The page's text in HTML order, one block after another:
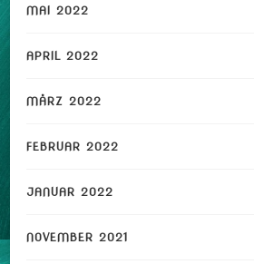
MAI 2022
APRIL 2022
MÄRZ 2022
FEBRUAR 2022
JANUAR 2022
NOVEMBER 2021